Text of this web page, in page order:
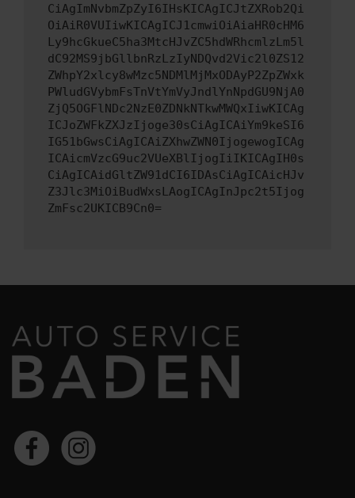
CiAgImNvbmZpZyI6IHsKICAgICJtZXRob2Qi
OiAiR0VUIiwKICAgICJ1cmwiOiAiaHR0cHM6
Ly9hcGkueC5ha3MtcHJvZC5hdWRhcmlzLm5l
dC92MS9jbGllbnRzLzIyNDQvd2Vic2l0ZS12
ZWhpY2xlcy8wMzc5NDMlMjMxODAyP2ZpZWxk
PWludGVybmFsTnVtYmVyJndlYnNpdGU9NjA0
ZjQ5OGFlNDc2NzE0ZDNkNTkwMWQxIiwKICAg
ICJoZWFkZXJzIjoge30sCiAgICAiYm9keSI6
IG51bGwsCiAgICAiZXhwZWN0IjogewogICAg
ICAicmVzcG9uc2VUeXBlIjogIiIKICAgIH0s
CiAgICAidGltZW91dCI6IDAsCiAgICAicHJv
Z3Jlc3MiOiBudWxsLAogICAgInJpc2t5Ijog
ZmFsc2UKICB9Cn0=